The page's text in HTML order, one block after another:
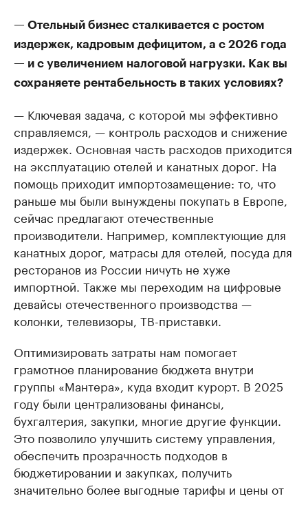
— Отельный бизнес сталкивается с ростом
издержек, кадровым дефицитом, а с 2026 года
— и с увеличением налоговой нагрузки. Как вы
сохраняете рентабельность в таких условиях?
— Ключевая задача, с которой мы эффективно
справляемся, — контроль расходов и снижение
издержек. Основная часть расходов приходится
на эксплуатацию отелей и канатных дорог. На
помощь приходит импортозамещение: то, что
раньше мы были вынуждены покупать в Европе,
сейчас предлагают отечественные
производители. Например, комплектующие для
канатных дорог, матрасы для отелей, посуда для
ресторанов из России ничуть не хуже
импортной. Также мы переходим на цифровые
девайсы отечественного производства —
колонки, телевизоры, ТВ-приставки.
Оптимизировать затраты нам помогает
грамотное планирование бюджета внутри
группы «Мантера», куда входит курорт. В 2025
году были централизованы финансы,
бухгалтерия, закупки, многие другие функции.
Это позволило улучшить систему управления,
обеспечить прозрачность подходов в
бюджетировании и закупках, получить
значительно более выгодные тарифы и цены от